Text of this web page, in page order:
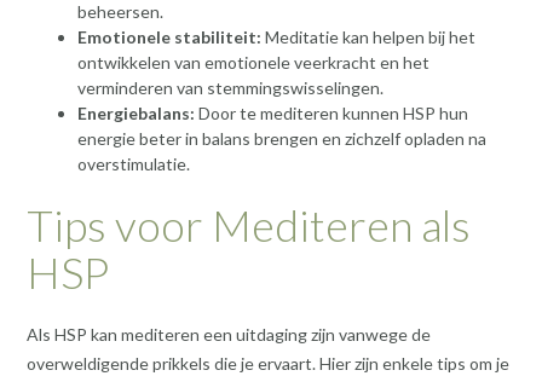
beheersen.
Emotionele stabiliteit: Meditatie kan helpen bij het
ontwikkelen van emotionele veerkracht en het
verminderen van stemmingswisselingen.
Energiebalans: Door te mediteren kunnen HSP hun
energie beter in balans brengen en zichzelf opladen na
overstimulatie.
Tips voor Mediteren als
HSP
Als HSP kan mediteren een uitdaging zijn vanwege de
overweldigende prikkels die je ervaart. Hier zijn enkele tips om je